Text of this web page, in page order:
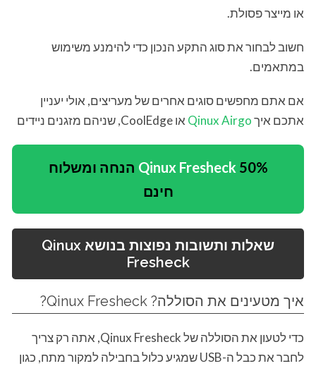
או מייצר פסולת.
חשוב לבחור את סוג התקע הנכון כדי להימנע משימוש
במתאמים.
אם אתם מחפשים סוגים אחרים של מעריצים, אולי יעניין
אתכם איךQinux Airgo או CoolEdge, שניהם מזגנים ניידים
Qinux Fresheck 50% הנחה ומשלוח
חינם
שאלות ותשובות נפוצות בנושא Qinux
Fresheck
איך מטעינים את הסוללה? Qinux Fresheck?
כדי לטעון את הסוללה של Qinux Fresheck, אתה רק צריך
לחבר את כבל ה-USB שמגיע כלול בחבילה למקור מתח, כגון